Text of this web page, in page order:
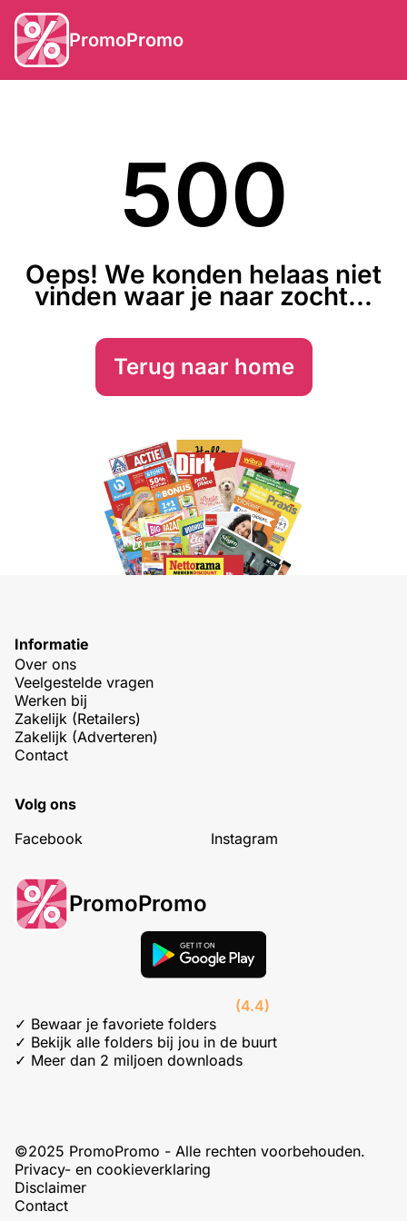
PromoPromo
500
Oeps! We konden helaas niet
vinden waar je naar zocht...
Terug naar home
Informatie
Over ons
Veelgestelde vragen
Werken bij
Zakelijk (Retailers)
Zakelijk (Adverteren)
Contact
Volg ons
Facebook
Instagram
PromoPromo
(4.4)
✓ Bewaar je favoriete folders
✓ Bekijk alle folders bij jou in de buurt
✓ Meer dan 2 miljoen downloads
©2025 PromoPromo - Alle rechten voorbehouden.
Privacy- en cookieverklaring
Disclaimer
Contact